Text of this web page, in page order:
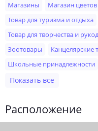
Магазины Магазин цветов
Товар для туризма и отдыха
Товар для творчества и
Зоотовары
Канцелярские
Школьные принадлежности
Показать все
Расположение